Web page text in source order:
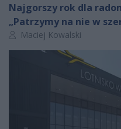
Najgorszy rok dla
„Patrzymy na nie w
Autor artykułu:
Maciej Kowalski